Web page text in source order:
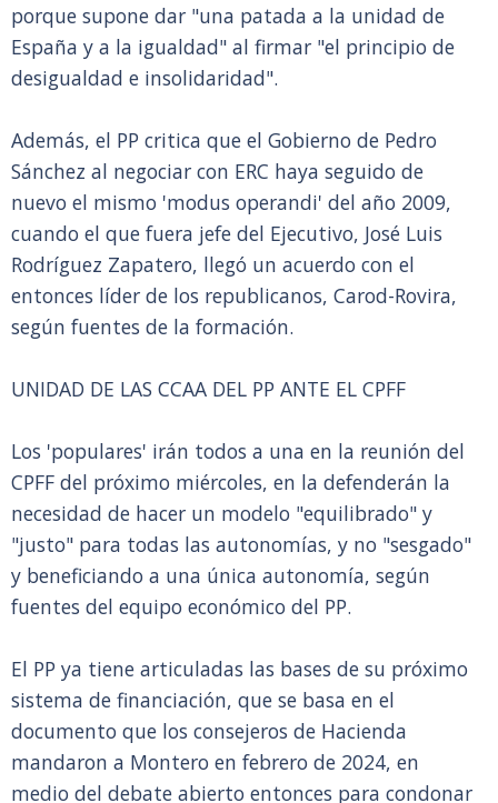
porque supone dar "una patada a la unidad de
España y a la igualdad" al firmar "el principio de
desigualdad e insolidaridad".
Además, el PP critica que el Gobierno de Pedro
Sánchez al negociar con ERC haya seguido de
nuevo el mismo 'modus operandi' del año 2009,
cuando el que fuera jefe del Ejecutivo, José Luis
Rodríguez Zapatero, llegó un acuerdo con el
entonces líder de los republicanos, Carod-Rovira,
según fuentes de la formación.
UNIDAD DE LAS CCAA DEL PP ANTE EL CPFF
Los 'populares' irán todos a una en la reunión del
CPFF del próximo miércoles, en la defenderán la
necesidad de hacer un modelo "equilibrado" y
"justo" para todas las autonomías, y no "sesgado"
y beneficiando a una única autonomía, según
fuentes del equipo económico del PP.
El PP ya tiene articuladas las bases de su próximo
sistema de financiación, que se basa en el
documento que los consejeros de Hacienda
mandaron a Montero en febrero de 2024, en
medio del debate abierto entonces para condonar